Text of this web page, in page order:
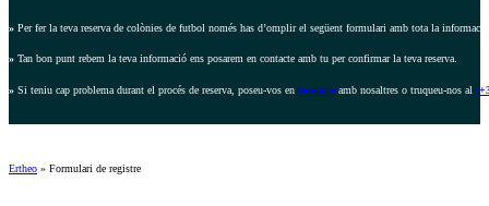
» Per fer la teva reserva de colònies de futbol només has d’omplir el següent formulari amb tota la
» Tan bon punt rebem la teva informació ens posarem en contacte amb tu per confirmar la teva reserva.
» Si teniu cap problema durant el procés de reserva, poseu-vos en contacte amb nosaltres o truqueu-nos al
Ertheo » Formulari de registre